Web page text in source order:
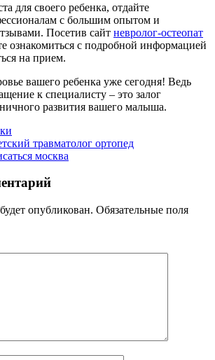
для своего ребенка, отдайте
с большим опытом и
Посетив сайт невролог-остеопат
ознакомиться с подробной информацией
на прием.
вашего ребенка уже сегодня! Ведь
к специалисту – это залог
развития вашего малыша.
травматолог ортопед
москва
опубликован. Обязательные поля